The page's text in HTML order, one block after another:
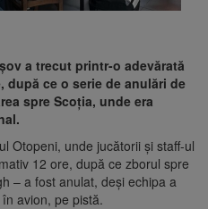
a trecut printr-o adevărată
după ce o serie de anulări de
spre Scoția, unde era
Otopeni, unde jucătorii și staff-ul
12 ore, după ce zborul spre
– a fost anulat, deși echipa a
avion, pe pistă.